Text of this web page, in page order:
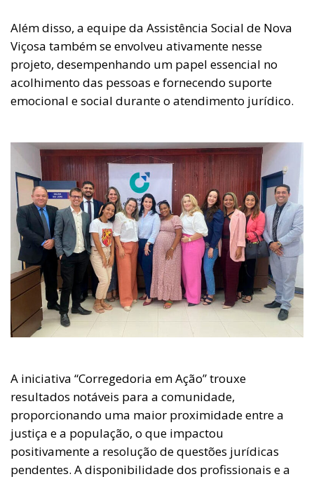
Além disso, a equipe da Assistência Social de Nova
Viçosa também se envolveu ativamente nesse
projeto, desempenhando um papel essencial no
acolhimento das pessoas e fornecendo suporte
emocional e social durante o atendimento jurídico.
A iniciativa “Corregedoria em Ação” trouxe
resultados notáveis para a comunidade,
proporcionando uma maior proximidade entre a
justiça e a população, o que impactou
positivamente a resolução de questões jurídicas
pendentes. A disponibilidade dos profissionais e a